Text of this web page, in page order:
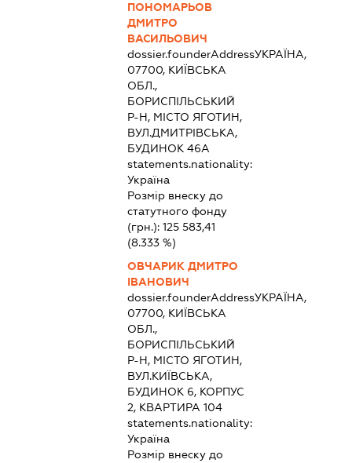
ПОНОМАРЬОВ
ДМИТРО
ВАСИЛЬОВИЧ
dossier.founderAddressУКРАЇНА,
07700, КИЇВСЬКА
ОБЛ.,
БОРИСПІЛЬСЬКИЙ
Р-Н, МІСТО ЯГОТИН,
ВУЛ.ДМИТРІВСЬКА,
БУДИНОК 46А
statements.nationality:
Україна
Розмір внеску до
статутного фонду
(грн.):125 583,41
(8.333 %)
ОВЧАРИК ДМИТРО
ІВАНОВИЧ
dossier.founderAddressУКРАЇНА,
07700, КИЇВСЬКА
ОБЛ.,
БОРИСПІЛЬСЬКИЙ
Р-Н, МІСТО ЯГОТИН,
ВУЛ.КИЇВСЬКА,
БУДИНОК 6, КОРПУС
2, КВАРТИРА 104
statements.nationality:
Україна
Розмір внеску до